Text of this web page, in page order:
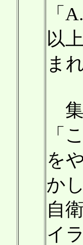
「
以
ま
集
「
を
か
自
イ